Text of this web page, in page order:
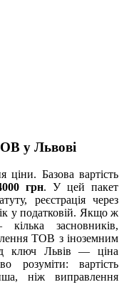
у Львові
ціни. Базова вартість
грн. У цей пакет
реєстрація через
у податковій. Якщо ж
засновників,
ТОВ з іноземним
ключ Львів — ціна
розуміти: вартість
ніж виправлення